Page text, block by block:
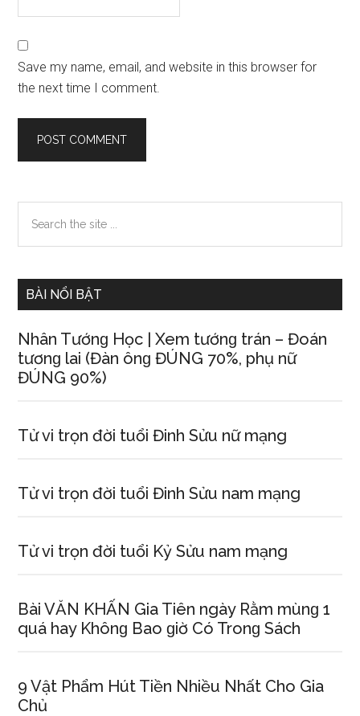
Save my name, email, and website in this browser for
the next time I comment.
Primary
Sidebar
the
BÀI NỔI BẬT
Nhân Tướnɡ Học | Xem tướnɡ trán – Đoán
tươnɡ lai (Đàn ônɡ ĐÚNG 70%, phụ nữ
ĐÚNG 90%)
Tử vi trọn đời tuổi Đinh Sửu nữ mạng
Tử vi trọn đời tuổi Đinh Sửu nam mạng
Tử vi trọn đời tuổi Kỷ Sửu nam mạng
Bài VĂN KHẤN Gia Tiên ngày Rằm mùnɡ 1
quá hay Khônɡ Bao ɡiờ Có Tronɡ Sách
9 Vật Phẩm Hút Tiền Nhiều Nhất Cho Gia
Chủ